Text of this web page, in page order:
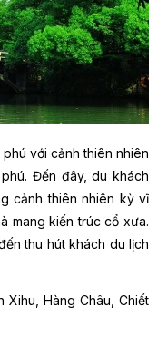
với cảnh thiên nhiên
Đến đây, du khách
cảnh thiên nhiên kỳ vĩ
mang kiến trúc cổ xưa.
thu hút khách du lịch
Xihu, Hàng Châu, Chiết